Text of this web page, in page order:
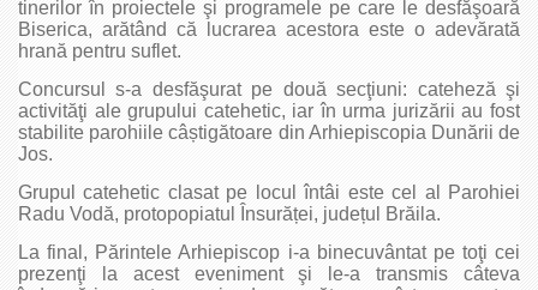
tinerilor în proiectele şi programele pe care le desfăşoară
Biserica, arătând că lucrarea acestora este o adevărată
hrană pentru suflet.
Concursul s-a desfăşurat pe două secţiuni: cateheză şi
activităţi ale grupului catehetic, iar în urma jurizării au fost
stabilite parohiile câștigătoare din Arhiepiscopia Dunării de
Jos.
Grupul catehetic clasat pe locul întâi este cel al Parohiei
Radu Vodă, protopopiatul Însurăței, județul Brăila.
La final, Părintele Arhiepiscop i-a binecuvântat pe toţi cei
prezenţi la acest eveniment şi le-a transmis câteva